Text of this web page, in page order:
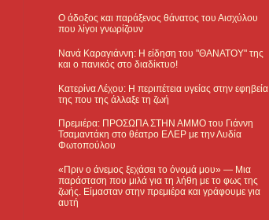
Ο άδοξος και παράξενος θάνατος του Αισχύλου
που λίγοι γνωρίζουν
Νανά Καραγιάννη: Η είδηση του "ΘΑΝΑΤΟΥ" της
και ο πανικός στο διαδίκτυο!
Κατερίνα Λέχου: Η περιπέτεια υγείας στην εφηβεία
της που της άλλαξε τη ζωή
Πρεμιέρα: ΠΡΟΣΩΠΑ ΣΤΗΝ ΑΜΜΟ του Γιάννη
Τσαμαντάκη στο θέατρο ΕΛΕΡ με την Λυδία
Φωτοπούλου
«Πριν ο άνεμος ξεχάσει το όνομά μου» — Μια
παράσταση που μιλά για τη λήθη με το φως της
ζωής. Είμασταν στην πρεμιέρα και γράφουμε για
αυτή